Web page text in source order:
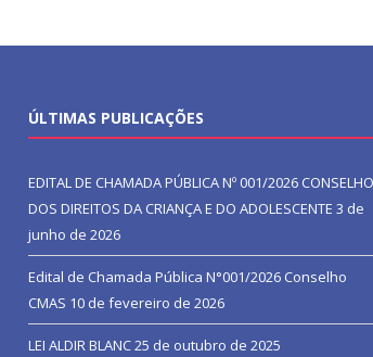
ÚLTIMAS PUBLICAÇÕES
EDITAL DE CHAMADA PÚBLICA Nº 001/2026 CONSELHO
DOS DIREITOS DA CRIANÇA E DO ADOLESCENTE 3 de
junho de 2026
Edital de Chamada Pública N°001/2026 Conselho
CMAS 10 de fevereiro de 2026
LEI ALDIR BLANC25 de outubro de 2025